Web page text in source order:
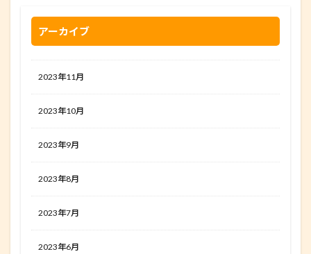
アーカイブ
2023年11月
2023年10月
2023年9月
2023年8月
2023年7月
2023年6月